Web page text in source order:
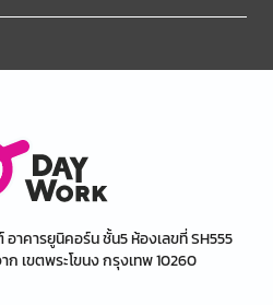
อาคารยูนิคอร์น ชั้น5 ห้องเลขที่ SH555
เขตพระโขนง กรุงเทพ 10260